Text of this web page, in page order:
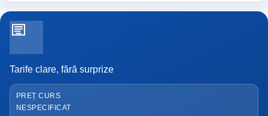
Tarife clare, fără surprize
PREȚ CURS
NESPECIFICAT